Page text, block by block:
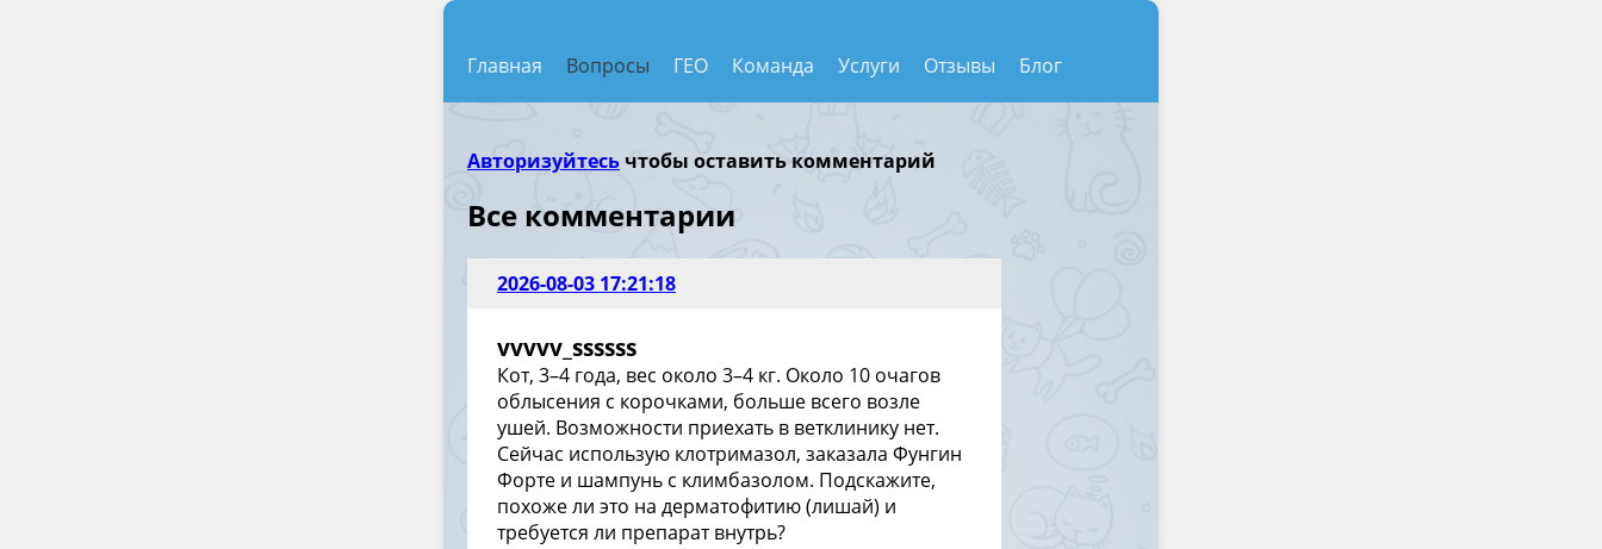
Главная Вопросы ГЕО Команда Услуги Отзывы Блог
Авторизуйтесь чтобы оставить комментарий
Все комментарии
2026-08-03 17:21:18
vvvvv_ssssss
Кот, 3–4 года, вес около 3–4 кг. Около 10 очагов
облысения с корочками, больше всего возле
ушей. Возможности приехать в ветклинику нет.
Сейчас использую клотримазол, заказала Фунгин
Форте и шампунь с климбазолом. Подскажите,
похоже ли это на дерматофитию (лишай) и
требуется ли препарат внутрь?